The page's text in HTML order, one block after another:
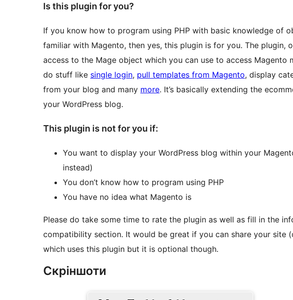
Is this plugin for you?
If you know how to program using PHP with basic knowledge of
familiar with Magento, then yes, this plugin is for you. The plugin,
access to the Mage object which you can use to access Magento
do stuff like single login, pull templates from Magento, display
from your blog and many more. It’s basically extending the
your WordPress blog.
This plugin is not for you if:
You want to display your WordPress blog within your
instead)
You don’t know how to program using PHP
You have no idea what Magento is
Please do take some time to rate the plugin as well as fill in the
compatibility section. It would be great if you can share your site
which uses this plugin but it is optional though.
Скріншоти